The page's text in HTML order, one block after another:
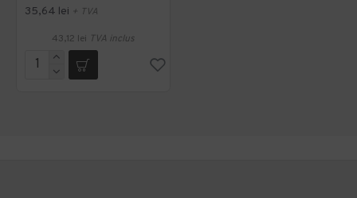
35,64 lei + TVA
43,12 lei TVA inclus